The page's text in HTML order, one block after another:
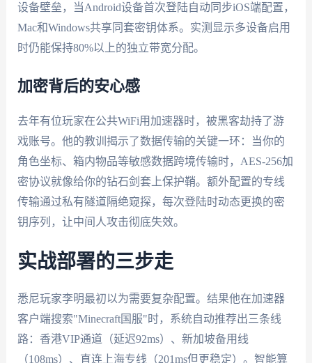
设备壁垒，当Android设备首次登陆自动同步iOS端配置，
Mac和Windows共享同套密钥体系。实测显示多设备启用
时仍能保持80%以上的独立带宽分配。
加密背后的安心感
去年有位玩家在公共WiFi用加速器时，被黑客劫持了游
戏账号。他的教训揭示了数据传输的关键一环：当你的
角色坐标、箱内物品等敏感数据跨境传输时，AES-256加
密协议就像给你的钻石剑套上保护鞘。额外配置的专线
传输通过私有隧道隔绝窥探，每次登陆时动态更换的密
钥序列，让中间人攻击彻底失效。
实战部署的三步走
悉尼玩家李明最初以为需要复杂配置。结果他在加速器
客户端搜索"Minecraft国服"时，系统自动推荐出三条线
路：香港VIP通道（延迟92ms）、新加坡备用线
（108ms）、直连上海专线（201ms但更稳定）。智能算